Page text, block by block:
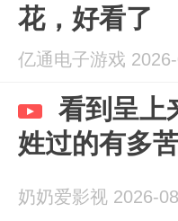
花，好看了
亿通电子游戏
看到呈上
姓过的有多
奶奶爱影视 2026-